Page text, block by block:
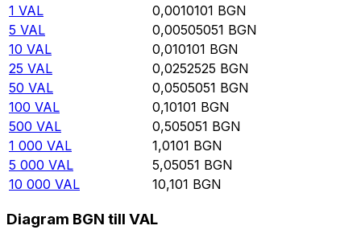
1 VAL 0,0010101 BGN
5 VAL 0,00505051 BGN
10 VAL 0,010101 BGN
25 VAL 0,0252525 BGN
50 VAL 0,0505051 BGN
100 VAL 0,10101 BGN
500 VAL 0,505051 BGN
1 000 VAL 1,0101 BGN
5 000 VAL 5,05051 BGN
10 000 VAL 10,101 BGN
Diagram BGN till VAL